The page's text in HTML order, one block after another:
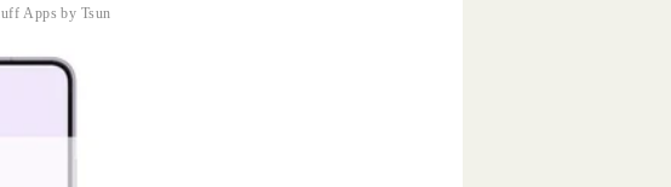
Apps by Tsun